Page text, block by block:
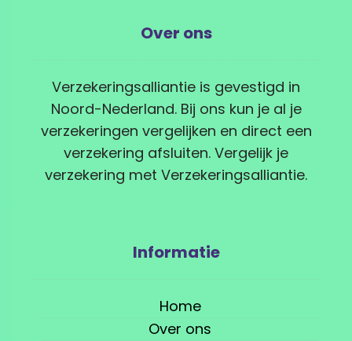
Over ons
Verzekeringsalliantie is gevestigd in
Noord-Nederland. Bij ons kun je al je
verzekeringen vergelijken en direct een
verzekering afsluiten. Vergelijk je
verzekering met Verzekeringsalliantie.
Informatie
Home
Over ons